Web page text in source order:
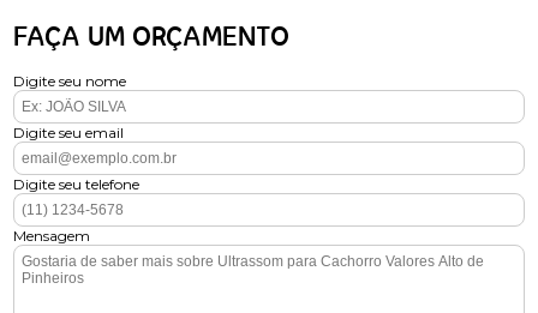
FAÇA UM ORÇAMENTO
Digite seu nome
Digite seu email
Digite seu telefone
Mensagem